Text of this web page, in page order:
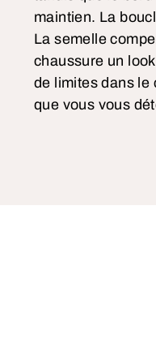
maintien. La
La semelle
chaussure un
de limites dans le
que vous vous